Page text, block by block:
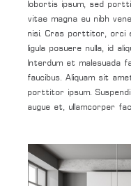
lobortis ipsum, sed
vitae magna eu nibh
nisi. Cras porttitor, orci
ligula posuere nulla, id
Interdum et malesuada
faucibus. Aliquam sit
porttitor ipsum.
augue et, ullamcorper